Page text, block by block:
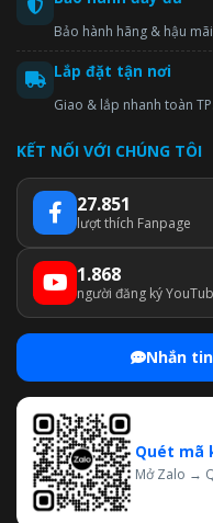
Bảo hành hãng & hậu
Lắp đặt tận nơi
Giao & lắp nhanh toàn
KẾT NỐI VỚI CHÚNG TÔI
27.851
lượt thích Fanpage
1.868
người đăng ký
Nhắn
Quét mã
Mở Zalo →